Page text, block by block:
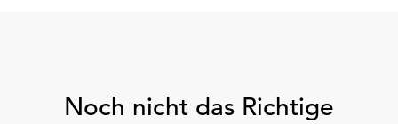
Noch nicht das Richtige